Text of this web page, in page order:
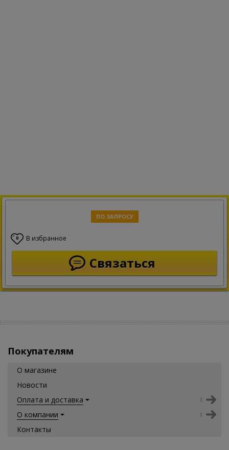
ПО ЗАПРОСУ
0 В избранное
Связаться
Покупателям
О магазине
Новости
Оплата и доставка
О компании
Контакты